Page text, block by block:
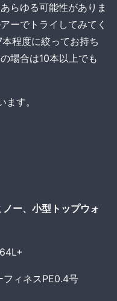
らゆる可能性がありま
ーでトライしてみてく
程度に絞ってお持ち
場合は10本以上でも
す。
ー、小型トップウォ
ィネスPE0.4号